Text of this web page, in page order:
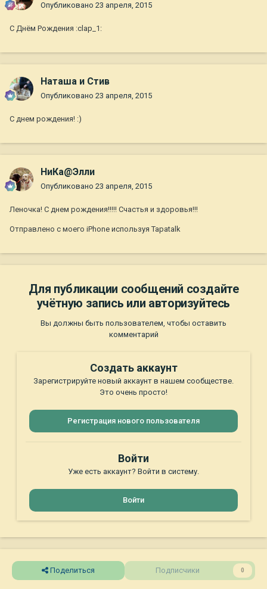
Опубликовано 23 апреля, 2015
С Днём Рождения :clap_1:
Наташа и Стив
Опубликовано 23 апреля, 2015
С днем рождения! :)
НиКа@Элли
Опубликовано 23 апреля, 2015
Леночка! С днем рождения!!!!! Счастья и здоровья!!!
Отправлено с моего iPhone используя Tapatalk
Для публикации сообщений создайте
учётную запись или авторизуйтесь
Вы должны быть пользователем, чтобы оставить
комментарий
Создать аккаунт
Зарегистрируйте новый аккаунт в нашем сообществе.
Это очень просто!
Регистрация нового пользователя
Войти
Уже есть аккаунт? Войти в систему.
Войти
Поделиться Подписчики 0